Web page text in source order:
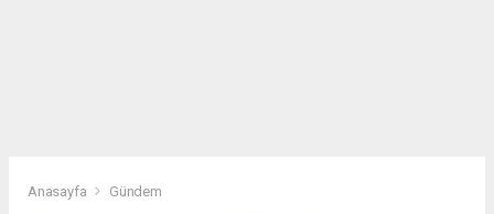
Anasayfa Gündem